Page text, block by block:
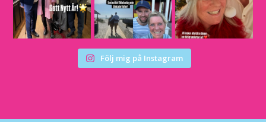
Följ mig på Instagram